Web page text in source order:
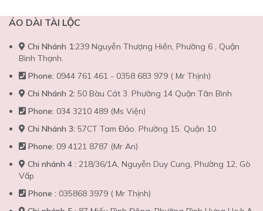
ÁO DÀI TÀI LỘC
Chi Nhánh 1:239 Nguyễn Thượng Hiền, Phường 6 , Quận
Bình Thạnh.
Phone: 0944 761 461 - 0358 683 979 ( Mr Thịnh)
Chi Nhánh 2: 50 Bàu Cát 3. Phường 14 Quận Tân Bình
Phone: 034 3210 489 (Ms Viện)
Chi Nhánh 3: 57CT Tam Đảo. Phường 15. Quận 10
Phone: 09 4121 8787 (Mr An)
Chi nhánh 4 : 218/36/1A, Nguyễn Duy Cung, Phường 12, Gò
Vấp
Phone : 035868 3979 ( Mr Thịnh)